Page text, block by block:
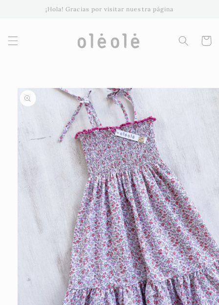
directamente¡Hola! Gracias por visitar nuestra página
Carrito
directamente
información